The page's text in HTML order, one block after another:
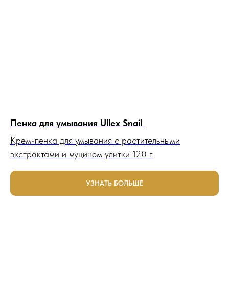
Пенка для умывания Ullex Snail
Крем-пенка для умывания с растительными
экстрактами и муцином улитки 120 г
УЗНАТЬ БОЛЬШЕ